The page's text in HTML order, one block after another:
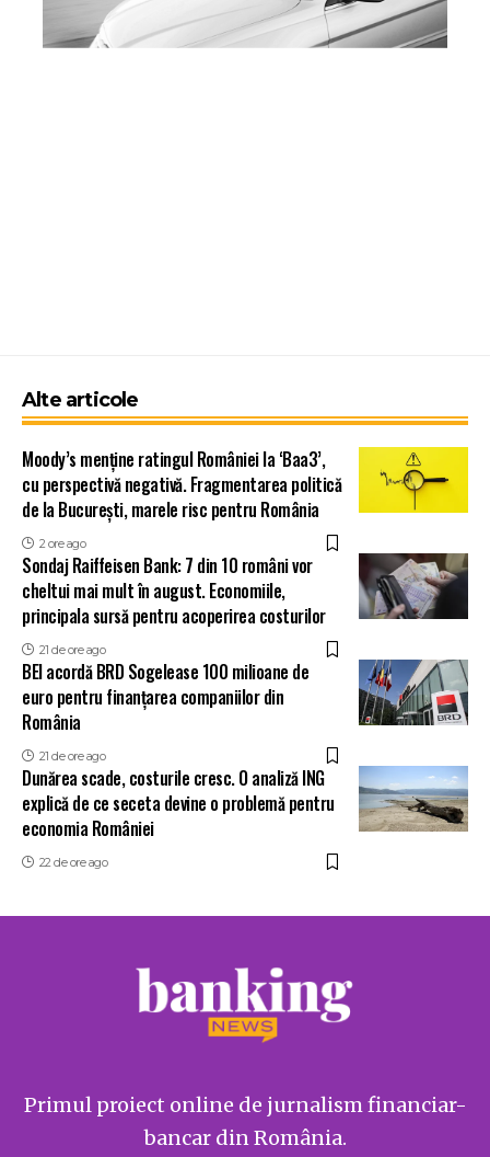
Alte articole
Moody’s menține ratingul României la ‘Baa3’,
cu perspectivă negativă. Fragmentarea politică
de la București, marele risc pentru România
2 ore ago
Sondaj Raiffeisen Bank: 7 din 10 români vor
cheltui mai mult în august. Economiile,
principala sursă pentru acoperirea costurilor
21 de ore ago
BEI acordă BRD Sogelease 100 milioane de
euro pentru finanțarea companiilor din
România
21 de ore ago
Dunărea scade, costurile cresc. O analiză ING
explică de ce seceta devine o problemă pentru
economia României
22 de ore ago
Primul proiect online de jurnalism financiar-
bancar din România.